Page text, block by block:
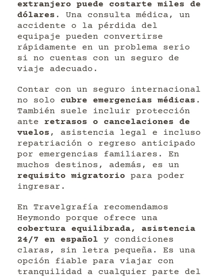
extranjero puede costarte miles de
dólares . Una consulta médica, un
accidente o la pérdida del
equipaje pueden convertirse
rápidamente en un problema serio
si no cuentas con un seguro de
viaje adecuado.
Contar con un seguro internacional
no solo cubre emergencias médicas .
También suele incluir protección
ante retrasos o cancelaciones de
vuelos , asistencia legal e incluso
repatriación o regreso anticipado
por emergencias familiares. En
muchos destinos, además, es un
requisito migratorio para poder
ingresar.
En Travelgrafía recomendamos
Heymondo porque ofrece una
cobertura equilibrada, asistencia
24/7 en español y condiciones
claras, sin letra pequeña. Es una
opción fiable para viajar con
tranquilidad a cualquier parte del